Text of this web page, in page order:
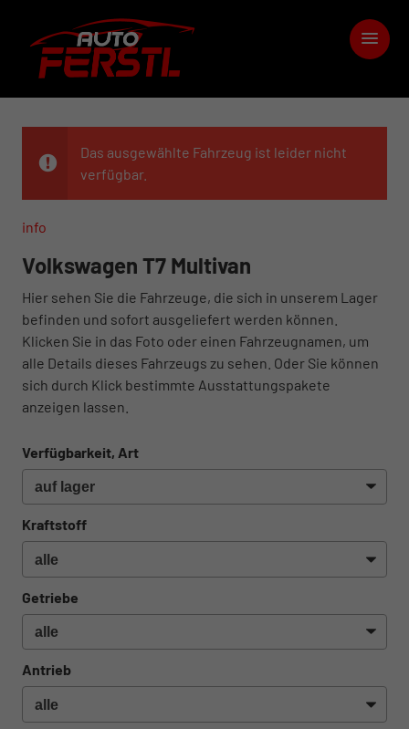
Das ausgewählte Fahrzeug ist leider nicht
verfügbar.
info
Volkswagen T7 Multivan
Hier sehen Sie die Fahrzeuge, die sich in unserem Lager
befinden und sofort ausgeliefert werden können.
Klicken Sie in das Foto oder einen Fahrzeugnamen, um
alle Details dieses Fahrzeugs zu sehen. Oder Sie können
sich durch Klick bestimmte Ausstattungspakete
anzeigen lassen.
Verfügbarkeit, Art
Kraftstoff
Getriebe
Antrieb